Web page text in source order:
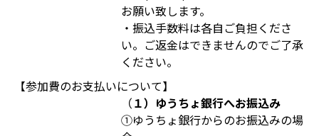
お願い致します。
・振込手数料は各自ご負担くださ
い。ご返金はできませんのでご了承
ください。
【参加費のお支払いについて】
（１）ゆうちょ銀行へお振込み
①ゆうちょ銀行からのお振込みの場